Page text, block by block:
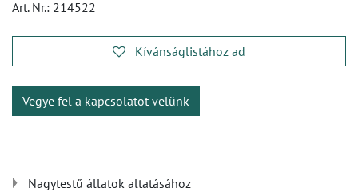
Art. Nr.: 214522
Kívánságlistához ad
Vegye fel a kapcsolatot velünk
Nagytestű állatok altatásához